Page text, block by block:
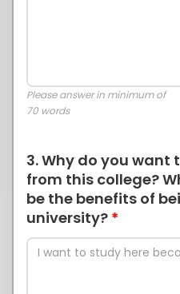
Please answer in minimum of
70 words
3. Why do you want
from this college?
be the benefits of
university? *